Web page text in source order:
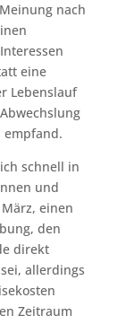
nach
eine
Lebenslauf
empfand.
schnell in
und
einen
den
direkt
allerdings
Zeitraum